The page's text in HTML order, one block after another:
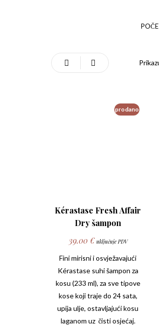
prodano
Kérastase Fresh Affair
Dry šampon
39.00 € uključuje PDV
Fini mirisni i osvježavajući
Kérastasesuhi šampon za
kosu (233 ml), za sve tipove
kose koji traje do 24 sata,
upija ulje, ostavljajući kosu
laganom uz čisti osjećaj.